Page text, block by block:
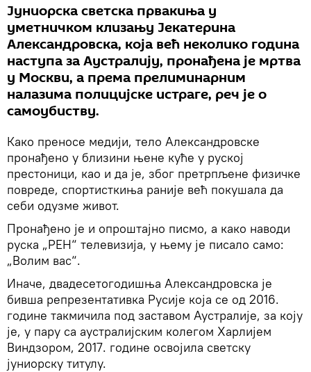
Јуниорска светска првакиња у
уметничком клизању Јекатерина
Александровска, која већ неколико година
наступа за Аустралију, пронађена је мртва
у Москви, а према прелиминарним
налазима полицијске истраге, реч је о
самоубиству.
Како преносе медији, тело Александровске
пронађено у близини њене куће у руској
престоници, као и да је, због претрпљене физичке
повреде, спортисткиња раније већ покушала да
себи одузме живот.
Пронађено је и опроштајно писмо, а како наводи
руска „РЕН“ телевизија, у њему је писало само:
„Волим вас“.
Иначе, двадесетогодишња Александровска је
бивша репрезентативка Русије која се од 2016.
године такмичила под заставом Аустралије, за коју
је, у пару са аустралијским колегом Харлијем
Виндзором, 2017. године освојила светску
јуниорску титулу.